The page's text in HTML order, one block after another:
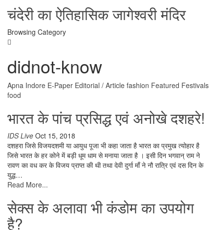
चंदेरी का ऐतिहासिक जागेश्वरी मंदिर
Browsing Category
didnot-know
Apna Indore E-Paper Editorial / Article fashion Featured Festivals
food
भारत के पांच प्रसिद्ध एवं अनोखे दशहरे!
IDS Live Oct 15, 2018
दशहरा जिसे विजयदशमी या आयुध पूजा भी कहा जाता है भारत का प्रमुख त्योहार है
जिसे भारत के हर कोने में बड़ी धूम धाम से मनाया जाता है । इसी दिन भगवान् राम ने
रावण का वध कर के विजय प्राप्त की थी तथा देवी दुर्गा माँ ने नौ रात्रि एवं दस दिन के
युद्ध…
Read More...
सेक्स के अलावा भी कंडोम का उपयोग
है?